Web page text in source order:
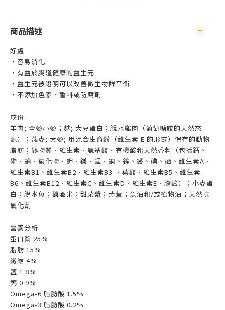
商品描述
好處
‧容易消化
‧有益於腸道健康的益生元
‧益生元被證明可以改善微生物群平衡
‧不添加色素、香料或防腐劑
成份:
羊肉; 全麥小麥；麩; 大豆蛋白；脫水雞肉（葡萄糖胺的天然來
源）；燕麥; 大麥; 用混合生育酚（維生素 E 的形式）保存的動物
脂肪；礦物質、維生素、氨基酸、有機酸和天然香料（包括鈣、
磷、鈉、氯化物、鉀、鎂、錳、銅、鋅、鐵、碘、硒、維生素A、
維生素B1、維生素B2、維生素B3 、葉酸、維生素B5、維生素
B6、維生素B12、維生素C、維生素D、維生素E、膽鹼）；小麥蛋
白；脫水魚；釀酒米；甜菜漿；菊苣；魚油和/或植物油；天然抗
氧化劑
營養分析:
蛋白質 25%
脂肪 15%
纖維 4%
鹽 1.8%
鈣 0.9%
Omega-6 脂肪酸 1.5%
Omega-3 脂肪酸 0.2%